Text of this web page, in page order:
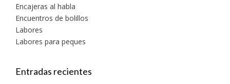
Encajeras al habla
Encuentros de bolillos
Labores
Labores para peques
Entradas recientes